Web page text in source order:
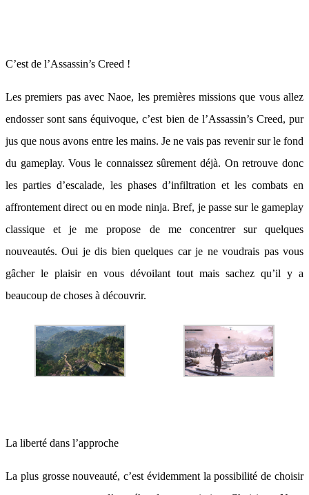
C’est de l’Assassin’s Creed !
Les premiers pas avec Naoe, les premières missions que vous allez
endosser sont sans équivoque, c’est bien de l’Assassin’s Creed, pur
jus que nous avons entre les mains. Je ne vais pas revenir sur le fond
du gameplay. Vous le connaissez sûrement déjà. On retrouve donc
les parties d’escalade, les phases d’infiltration et les combats en
affrontement direct ou en mode ninja. Bref, je passe sur le gameplay
classique et je me propose de me concentrer sur quelques
nouveautés. Oui je dis bien quelques car je ne voudrais pas vous
gâcher le plaisir en vous dévoilant tout mais sachez qu’il y a
beaucoup de choses à découvrir.
La liberté dans l’approche
La plus grosse nouveauté, c’est évidemment la possibilité de choisir